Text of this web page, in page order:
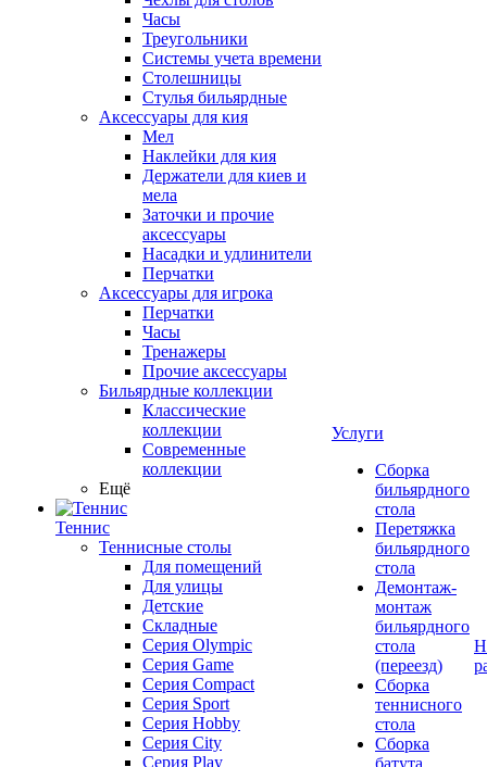
Часы
Треугольники
Системы учета времени
Столешницы
Стулья бильярдные
Аксессуары для кия
Мел
Наклейки для кия
Держатели для киев и
мела
Заточки и прочие
аксессуары
Насадки и удлинители
Перчатки
Аксессуары для игрока
Перчатки
Часы
Тренажеры
Прочие аксессуары
Бильярдные коллекции
Классические
коллекции
Современные
коллекции
Ещё
Теннис
Теннисные столы
Для помещений
Для улицы
Детские
Складные
Серия Olympic
Серия Game
Серия Compact
Серия Sport
Серия Hobby
Серия City
Серия Play
Услуги
Сборка
бильярдного
стола
Перетяжка
бильярдного
стола
Демонтаж-
монтаж
бильярдного
стола
(переезд)
Сборка
теннисного
стола
Сборка
батута